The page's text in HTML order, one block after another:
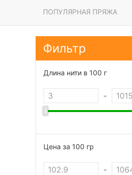
ПОПУЛЯРНАЯ ПРЯЖА
Фильтр
Длина нити в 100 г
-
Цена за 100 гр
-